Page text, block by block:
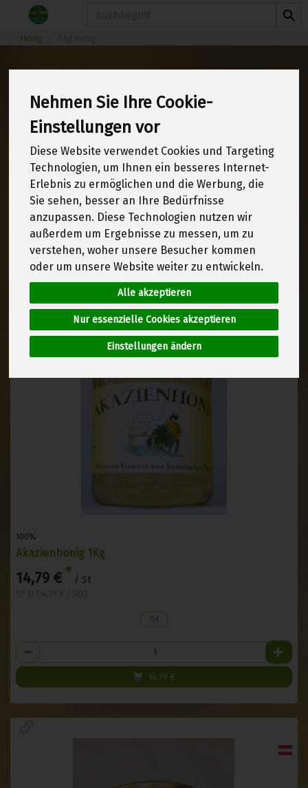
Nehmen Sie Ihre Cookie-
Einstellungen vor
Diese Website verwendet Cookies und Targeting
Technologien, um Ihnen ein besseres Internet-
Erlebnis zu ermöglichen und die Werbung, die
Sie sehen, besser an Ihre Bedürfnisse
anzupassen. Diese Technologien nutzen wir
außerdem um Ergebnisse zu messen, um zu
verstehen, woher unsere Besucher kommen
oder um unsere Website weiter zu entwickeln.
Alle akzeptieren
Nur essenzielle Cookies akzeptieren
Einstellungen ändern
Honig
1 kg Honig
12
Hersteller Allergene
100%
Akazienhonig 1Kg
14,79 € * / St
St
Anzahl
14,79 €